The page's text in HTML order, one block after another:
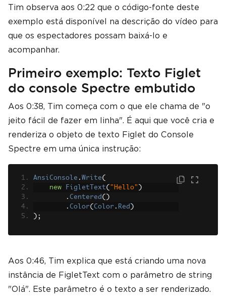
Tim observa aos 0:22 que o código-fonte deste
exemplo está disponível na descrição do vídeo para
que os espectadores possam baixá-lo e
acompanhar.
Primeiro exemplo: Texto Figlet
do console Spectre embutido
Aos 0:38, Tim começa com o que ele chama de "o
jeito fácil de fazer em linha". É aqui que você cria e
renderiza o objeto de texto Figlet do Console
Spectre em uma única instrução:
AnsiConsole . Write(
new
FigletText( "Hello" )
. Centered ()
. Color( Color . Red )
);
Aos 0:46, Tim explica que está criando uma nova
instância de FigletText com o parâmetro de string
"Olá". Este parâmetro é o texto a ser renderizado.